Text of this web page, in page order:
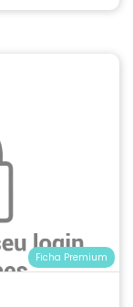
Ficha Premium